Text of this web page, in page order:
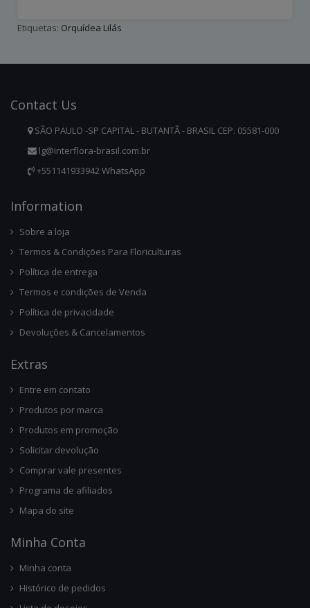
Etiquetas: Orquídea Lilás
Contact Us
SÃO PAULO -SP CAPITAL - BUTANTÃ - BRASIL CEP. 05581-000
lg@interflora-brasil.com.br
+551141933942 WhatsApp
InforMation
Sobre a loja
Termos & Condições Para Floriculturas
Política de entrega
Termos e condições de Venda
Política de privacidade
Devoluções & Cancelamentos
ExtRas
Entre em contato
Produtos por marca
Produtos em promoção
Solicitar devolução
Comprar vale presentes
Programa de afiliados
Mapa do site
Minha Conta
Minha conta
Histórico de pedidos